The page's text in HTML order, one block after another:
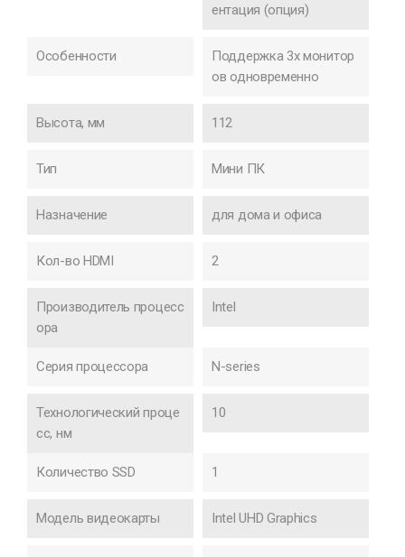
ентация (опция)
Особенности
Поддержка 3х монитор
ов одновременно
Высота, мм 112
Тип Мини ПК
Назначение для дома и офиса
Кол-во HDMI 2
Производитель процесс
ора
Intel
Серия процессора N-series
Технологический проце
сс, нм
10
Количество SSD 1
Модель видеокарты Intel UHD Graphics